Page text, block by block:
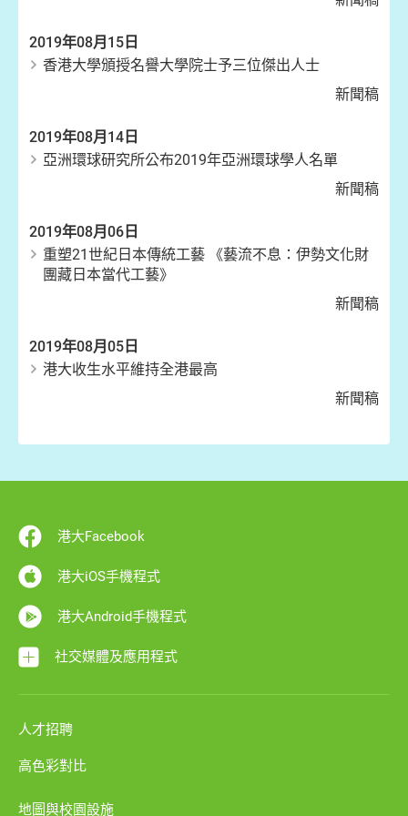
2019年08月15日
香港大學頒授名譽大學院士予三位傑出人士
新聞稿
2019年08月14日
亞洲環球研究所公布2019年亞洲環球學人名單
新聞稿
2019年08月06日
重塑21世紀日本傳統工藝 《藝流不息：伊勢文化財
團藏日本當代工藝》
新聞稿
2019年08月05日
港大收生水平維持全港最高
新聞稿
港大Facebook
港大iOS手機程式
港大Android手機程式
社交媒體及應用程式
人才招聘
高色彩對比
地圖與校園設施